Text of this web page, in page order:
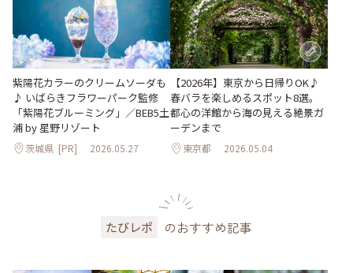
紫陽花カラーのクリームソーダも
♪ いばらきフラワーパーク監修
「紫陽花ブルーミング」／BEB5土
浦 by 星野リゾート
茨城県 [PR] 2026.05.27
【2026年】東京から日帰りOK♪
春バラを楽しめるスポット8選。
都心の洋館から海の見える絶景ガ
ーデンまで
東京都 2026.05.04
たびレポ のおすすめ記事